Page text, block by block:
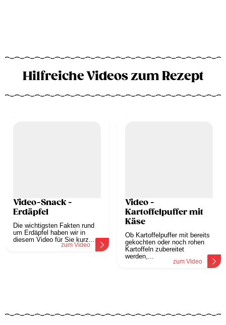
Hilfreiche Videos zum Rezept
Video-Snack -
Erdäpfel
Die wichtigsten Fakten rund
um Erdäpfel haben wir in
diesem Video für Sie kurz...
zum Video
Video -
Kartoffelpuffer mit
Käse
Ob Kartoffelpuffer mit bereits
gekochten oder noch rohen
Kartoffeln zubereitet
werden,...
zum Video